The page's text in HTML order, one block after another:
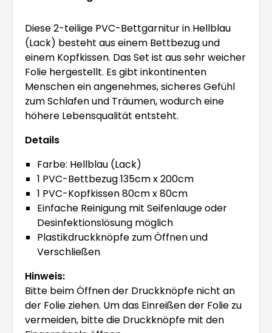
Diese 2-teilige PVC-Bettgarnitur in Hellblau
(Lack) besteht aus einem Bettbezug und
einem Kopfkissen. Das Set ist aus sehr weicher
Folie hergestellt. Es gibt inkontinenten
Menschen ein angenehmes, sicheres Gefühl
zum Schlafen und Träumen, wodurch eine
höhere Lebensqualität entsteht.
Details
Farbe: Hellblau (Lack)
1 PVC-Bettbezug 135cm x 200cm
1 PVC-Kopfkissen 80cm x 80cm
Einfache Reinigung mit Seifenlauge oder
Desinfektionslösung möglich
Plastikdruckknöpfe zum Öffnen und
Verschließen
Hinweis:
Bitte beim Öffnen der Druckknöpfe nicht an
der Folie ziehen. Um das Einreißen der Folie zu
vermeiden, bitte die Druckknöpfe mit den